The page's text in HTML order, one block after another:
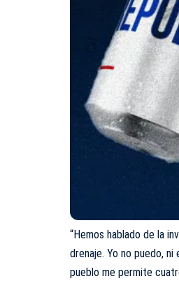
“Hemos hablado de la
drenaje. Yo no puedo,
pueblo me permite